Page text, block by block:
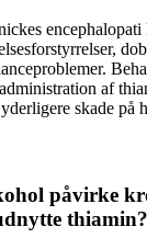
af
skade på
påvirke
thiamin?